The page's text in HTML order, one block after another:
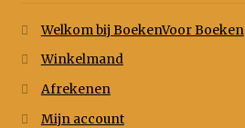
Welkom bij BoekenVoor Boeken
Winkelmand
Afrekenen
Mijn account